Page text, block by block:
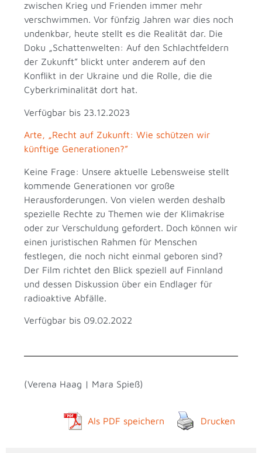
zwischen Krieg und Frienden immer mehr
verschwimmen. Vor fünfzig Jahren war dies noch
undenkbar, heute stellt es die Realität dar. Die
Doku „Schattenwelten: Auf den Schlachtfeldern
der Zukunft” blickt unter anderem auf den
Konflikt in der Ukraine und die Rolle, die die
Cyberkriminalität dort hat.
Verfügbar bis 23.12.2023
Arte, „Recht auf Zukunft: Wie schützen wir
künftige Generationen?”
Keine Frage: Unsere aktuelle Lebensweise stellt
kommende Generationen vor große
Herausforderungen. Von vielen werden deshalb
spezielle Rechte zu Themen wie der Klimakrise
oder zur Verschuldung gefordert. Doch können wir
einen juristischen Rahmen für Menschen
festlegen, die noch nicht einmal geboren sind?
Der Film richtet den Blick speziell auf Finnland
und dessen Diskussion über ein Endlager für
radioaktive Abfälle.
Verfügbar bis 09.02.2022
(Verena Haag | Mara Spieß)
Als PDF speichern Drucken